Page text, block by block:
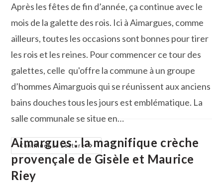
publication :
Après les fêtes de fin d’année, ça continue avec le
mois de la galette des rois. Ici à Aimargues, comme
ailleurs, toutes les occasions sont bonnes pour tirer
les rois et les reines. Pour commencer ce tour des
galettes, celle qu'offre la commune à un groupe
d’hommes Aimarguois qui se réunissent aux anciens
bains douches tous les jours est emblématique. La
salle communale se situe en…
Continuer La LectureLe
Mois
De
La
Aimargues : la magnifique crèche
provençale de Gisèle et Maurice
Riey